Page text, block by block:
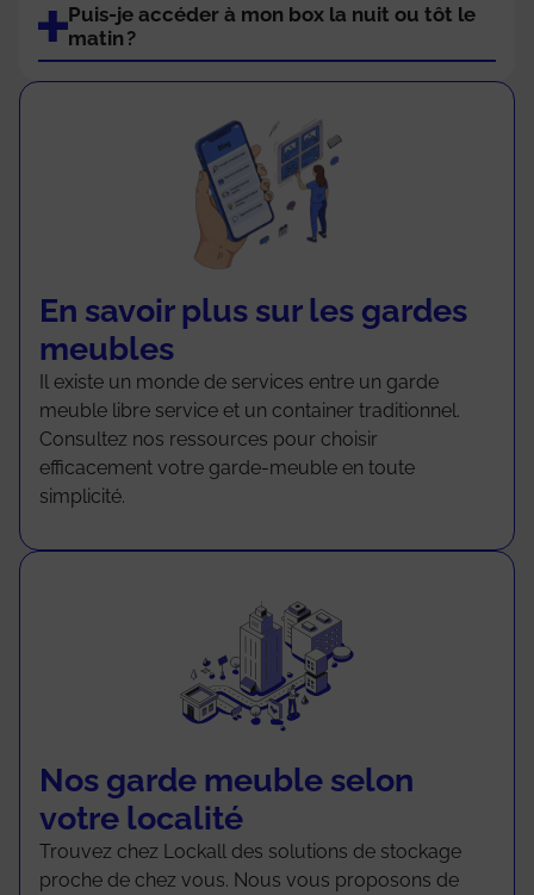
Puis-je accéder à mon box la nuit ou tôt le
matin ?
En savoir plus sur les gardes
meubles
Il existe un monde de services entre un garde
meuble libre service et un container traditionnel.
Consultez nos ressources pour choisir
efficacement votre garde-meuble en toute
simplicité.
Nos garde meuble selon
votre localité
Trouvez chez Lockall des solutions de stockage
proche de chez vous. Nous vous proposons de